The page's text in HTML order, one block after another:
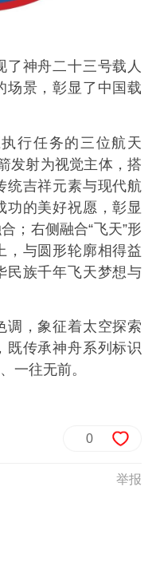
神舟二十三号载人
场景，彰显了中国载
行任务的三位航天
发射为视觉主体，搭
统吉祥元素与现代航
功的美好祝愿，彰显
；右侧融合“飞天”形
，与圆形轮廓相得益
民族千年飞天梦想与
，象征着太空探索
既传承神舟系列标识
一往无前。
0
举报